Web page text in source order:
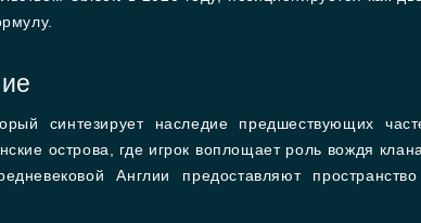
синтезирует наследие предшествующих
острова, где игрок воплощает роль вождя
Англии предоставляют